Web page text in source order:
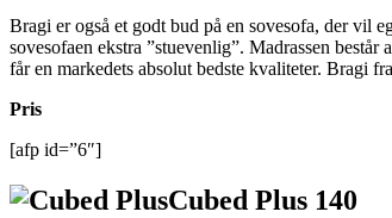
Bragi er også et godt bud på en sovesofa, der vil
sovesofaen ekstra ”stuevenlig”. Madrassen
får en markedets absolut bedste kvaliteter. Bragi
Pris
[afp id=”6″]
Cubed Plus 140